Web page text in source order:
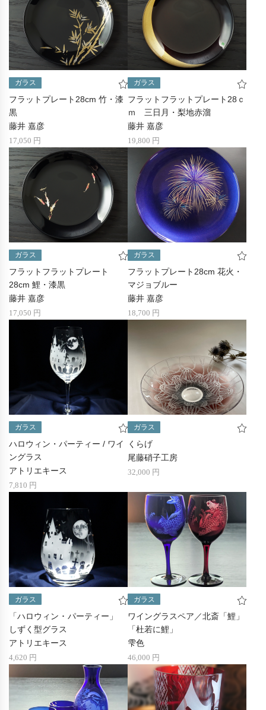
ガラス
フラットプレート28cm 竹・漆
黒
藤井 嘉彦
17,050 円
ガラス
フラットフラットプレート28ｃ
ｍ 三日月・梨地赤溜
藤井 嘉彦
19,800 円
ガラス
フラットフラットプレート
28cm 鯉・漆黒
藤井 嘉彦
17,050 円
ガラス
フラットプレート28cm 花火・
マジョブルー
藤井 嘉彦
18,700 円
ガラス
ハロウィン・パーティー / ワイ
ングラス
アトリエキース
7,810 円
ガラス
くらげ
尾藤硝子工房
32,000 円
ガラス
「ハロウィン ･ パーティー」
しずく型グラス
アトリエキース
4,620 円
ガラス
ワイングラスペア／北斎「鯉」
「杜若に鯉」
雫色
46,000 円